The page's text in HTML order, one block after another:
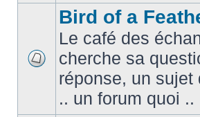
Bird of a
Le café des
cherche sa
réponse, un
.. un forum quoi ..